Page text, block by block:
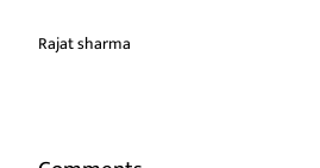
Rajat sharma